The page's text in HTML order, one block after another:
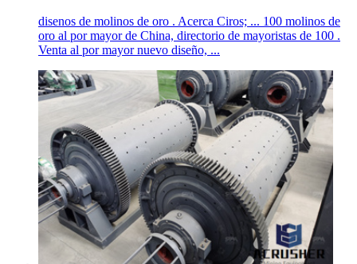
disenos de molinos de oro . Acerca Ciros; ... 100 molinos de
oro al por mayor de China, directorio de mayoristas de 100 .
Venta al por mayor nuevo diseño, ...